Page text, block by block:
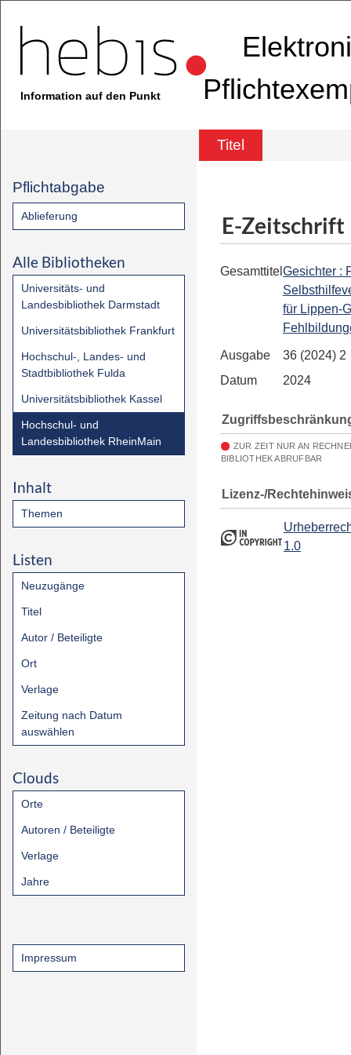
Information auf den Punkt
Titel
Pflichtabgabe
Ablieferung
Alle Bibliotheken
Universitäts- und
Landesbibliothek Darmstadt
Universitätsbibliothek Frankfurt
Hochschul-, Landes- und
Stadtbibliothek Fulda
Universitätsbibliothek Kassel
Hochschul- und
Landesbibliothek RheinMain
Inhalt
Themen
Listen
Neuzugänge
Titel
Autor / Beteiligte
Ort
Verlage
Zeitung nach Datum
auswählen
Clouds
Orte
Autoren / Beteiligte
Verlage
Jahre
Impressum
E-Zeitschrift
Gesamttitel Gesichter :
für Lippen-
Ausgabe
36 (2024) 2
Datum
2024
ZUR ZEIT NUR AN
BIBLIOTHEK ABRUFBAR
Lizenz-/
1.0